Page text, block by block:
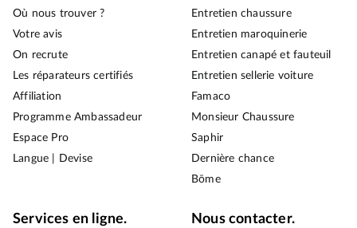
Où nous trouver ?
Votre avis
On recrute
Les réparateurs certifiés
Affiliation
Programme Ambassadeur
Espace Pro
Langue | Devise
Entretien chaussure
Entretien maroquinerie
Entretien canapé et fauteuil
Entretien sellerie voiture
Famaco
Monsieur Chaussure
Saphir
Dernière chance
Bōme
Services en ligne. Nous contacter.